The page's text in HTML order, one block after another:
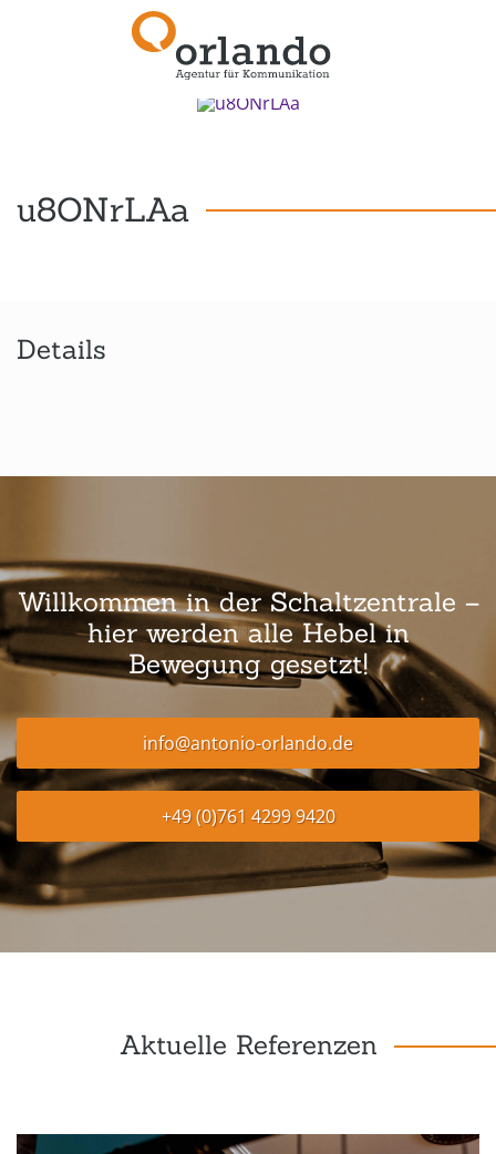
u8ONrLAa
Details
Willkommen in der Schaltzentrale –
hier werden alle Hebel in
Bewegung gesetzt!
info@antonio-orlando.de
+49 (0)761 4299 9420
Aktuelle Referenzen